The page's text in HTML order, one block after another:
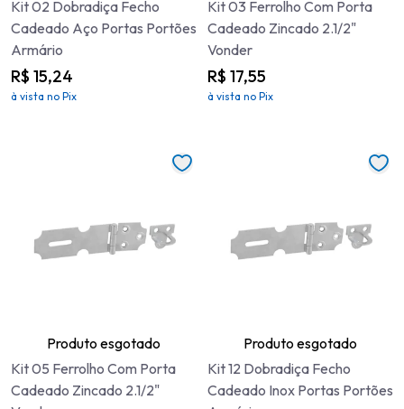
Kit 02 Dobradiça Fecho
Cadeado Aço Portas Portões
Armário
R$ 15,24
à vista no Pix
Kit 03 Ferrolho Com Porta
Cadeado Zincado 2.1/2"
Vonder
R$ 17,55
à vista no Pix
Produto esgotado
Kit 05 Ferrolho Com Porta
Cadeado Zincado 2.1/2"
Produto esgotado
Kit 12 Dobradiça Fecho
Cadeado Inox Portas Portões